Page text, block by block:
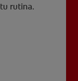
rutina.